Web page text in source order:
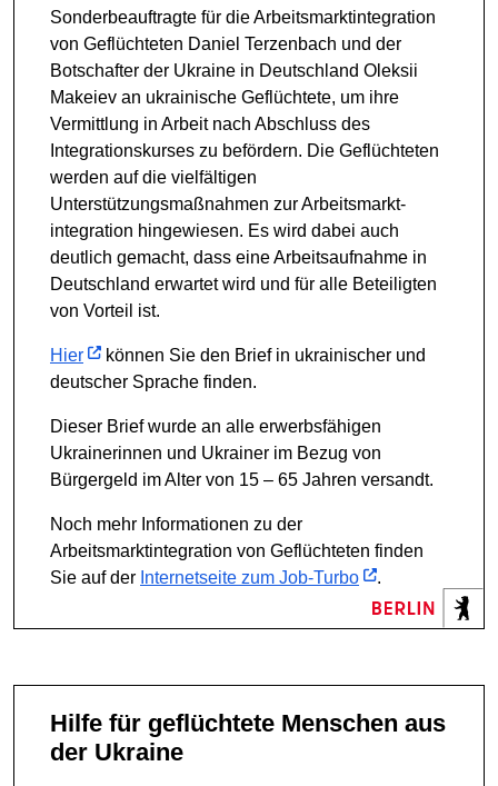
Sonderbeauftragte für die Arbeitsmarktintegration
von Geflüchteten Daniel Terzenbach und der
Botschafter der Ukraine in Deutschland Oleksii
Makeiev an ukrainische Geflüchtete, um ihre
Vermittlung in Arbeit nach Abschluss des
Integrationskurses zu befördern. Die Geflüchteten
werden auf die vielfältigen
Unterstützungsmaßnahmen zur Arbeitsmarkt­
integration hingewiesen. Es wird dabei auch
deutlich gemacht, dass eine Arbeitsaufnahme in
Deutschland erwartet wird und für alle Beteiligten
von Vorteil ist.
Hier
können Sie den Brief in ukrainischer und
deutscher Sprache finden.
Dieser Brief wurde an alle erwerbsfähigen
Ukrainerinnen und Ukrainer im Bezug von
Bürgergeld im Alter von 15 – 65 Jahren versandt.
Noch mehr Informationen zu der
Arbeitsmarktintegration von Geflüchteten finden
Sie auf der Internetseite zum Job-Turbo .
Hilfe für geflüchtete Menschen aus
der Ukraine